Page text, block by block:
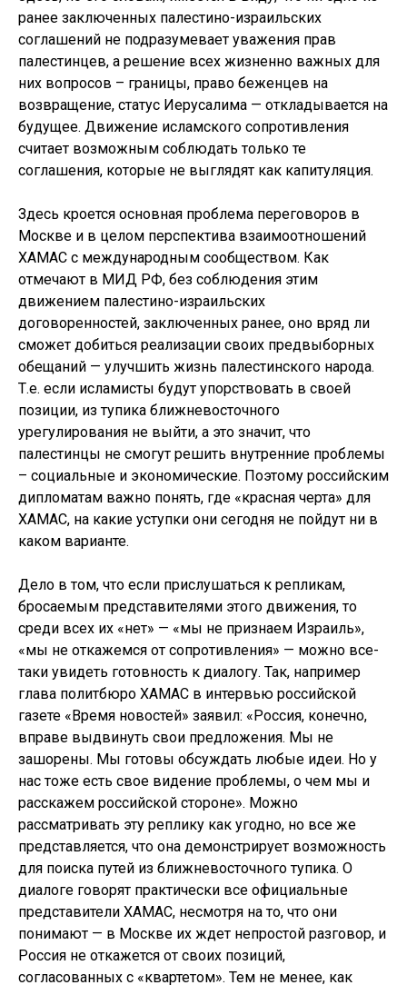
ранее заключенных палестино-израильских
соглашений не подразумевает уважения прав
палестинцев, а решение всех жизненно важных для
них вопросов – границы, право беженцев на
возвращение, статус Иерусалима — откладывается на
будущее. Движение исламского сопротивления
считает возможным соблюдать только те
соглашения, которые не выглядят как капитуляция.
Здесь кроется основная проблема переговоров в
Москве и в целом перспектива взаимоотношений
ХАМАС с международным сообществом. Как
отмечают в МИД РФ, без соблюдения этим
движением палестино-израильских
договоренностей, заключенных ранее, оно вряд ли
сможет добиться реализации своих предвыборных
обещаний — улучшить жизнь палестинского народа.
Т.е. если исламисты будут упорствовать в своей
позиции, из тупика ближневосточного
урегулирования не выйти, а это значит, что
палестинцы не смогут решить внутренние проблемы
– социальные и экономические. Поэтому российским
дипломатам важно понять, где «красная черта» для
ХАМАС, на какие уступки они сегодня не пойдут ни в
каком варианте.
Дело в том, что если прислушаться к репликам,
бросаемым представителями этого движения, то
среди всех их «нет» — «мы не признаем Израиль»,
«мы не откажемся от сопротивления» — можно все-
таки увидеть готовность к диалогу. Так, например
глава политбюро ХАМАС в интервью российской
газете «Время новостей» заявил: «Россия, конечно,
вправе выдвинуть свои предложения. Мы не
зашорены. Мы готовы обсуждать любые идеи. Но у
нас тоже есть свое видение проблемы, о чем мы и
расскажем российской стороне». Можно
рассматривать эту реплику как угодно, но все же
представляется, что она демонстрирует возможность
для поиска путей из ближневосточного тупика. О
диалоге говорят практически все официальные
представители ХАМАС, несмотря на то, что они
понимают — в Москве их ждет непростой разговор, и
Россия не откажется от своих позиций,
согласованных с «квартетом». Тем не менее, как